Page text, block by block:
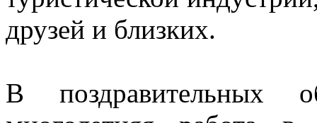
друзей и близких.
В поздравительных